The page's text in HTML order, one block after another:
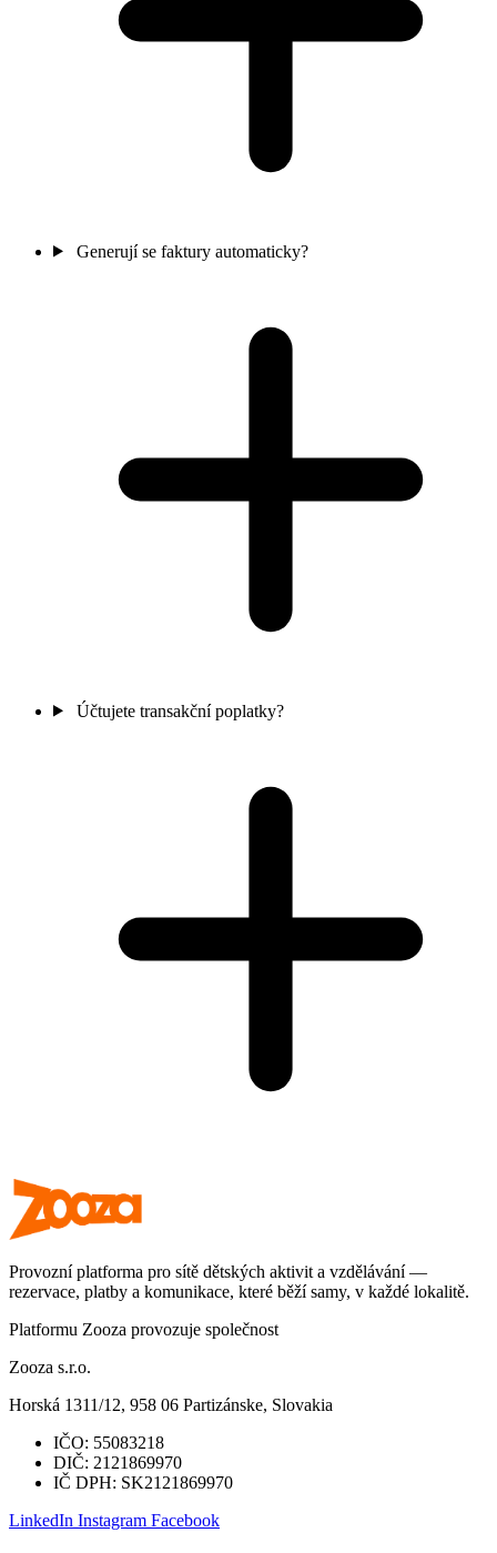
Generují se faktury automaticky?
Účtujete transakční poplatky?
Provozní platforma pro sítě dětských aktivit a vzdělávání —
rezervace, platby a komunikace, které běží samy, v každé lokalitě.
Platformu Zooza provozuje společnost
Zooza s.r.o.
Horská 1311/12, 958 06 Partizánske, Slovakia
IČO: 55083218
DIČ: 2121869970
IČ DPH: SK2121869970
LinkedIn Instagram Facebook